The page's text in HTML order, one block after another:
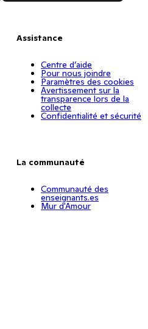
Assistance
Centre d’aide
Pour nous joindre
Paramètres des cookies
Avertissement sur la
transparence lors de la
collecte
Confidentialité et sécurité
La communauté
Communauté des
enseignants.es
Mur d'Amour